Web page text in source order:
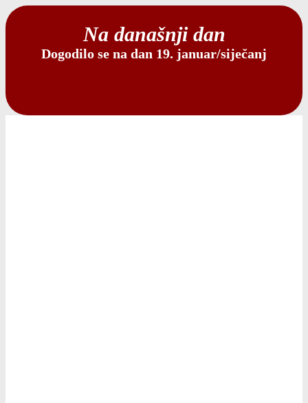
Na današnji dan
Dogodilo se na dan 19. januar/siječanj